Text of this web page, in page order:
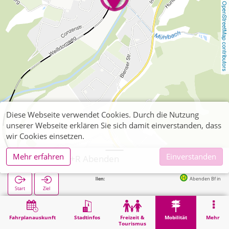
OpenStreetMap contributors
Fahrplanauskunft Stadtinfos
Freizeit &
Tourismus
Mobilität Mehr
Nideggen, P+R Abenden
Start Ziel
Nächste Haltestellen: Abenden Bf in 15m
Mobilität Nideggen, P+R Abenden
Diese Webseite verwendet Cookies. Durch die Nutzung
unserer Webseite erklären Sie sich damit einverstanden, dass
wir Cookies einsetzen.
Mehr erfahren
Einverstanden